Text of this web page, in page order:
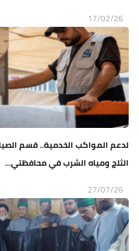
17/02/26
لدعم المواكب الخدمية.. قسم
الثلج ومياه الشرب في محافظتي...
27/07/26